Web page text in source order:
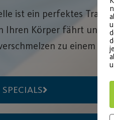
ist ein perfektes
Ihren Körper fährt und
zu einem
SPECIALS